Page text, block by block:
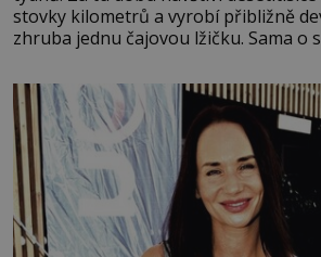
stovky kilometrů a vyrobí přibližně
zhruba jednu čajovou lžičku. Sama o
tisíc příslušnic svého včelstva,
nejdokonalejších organismů